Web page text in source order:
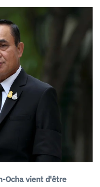
Ocha vient d'être